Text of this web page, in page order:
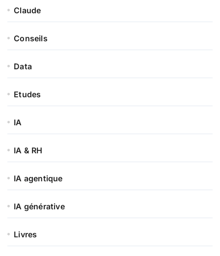
Claude
Conseils
Data
Etudes
IA
IA & RH
IA agentique
IA générative
Livres